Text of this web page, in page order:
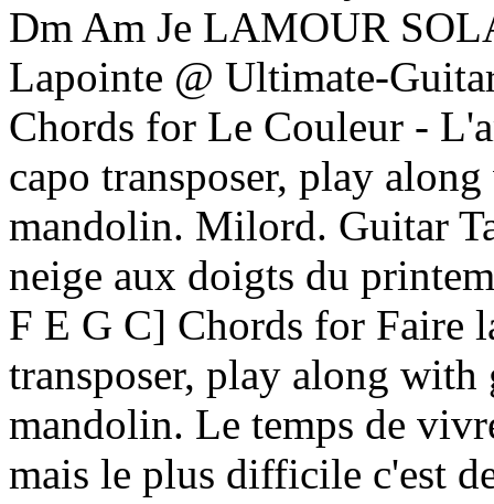
Dm Am Je LAMOUR
Lapointe @ Ultimate-
Chords for Le Couleur -
capo transposer, play
mandolin. Milord. Guitar
neige aux doigts du
F E G C] Chords for Faire
transposer, play along
mandolin. Le temps de
mais le plus difficile c'est